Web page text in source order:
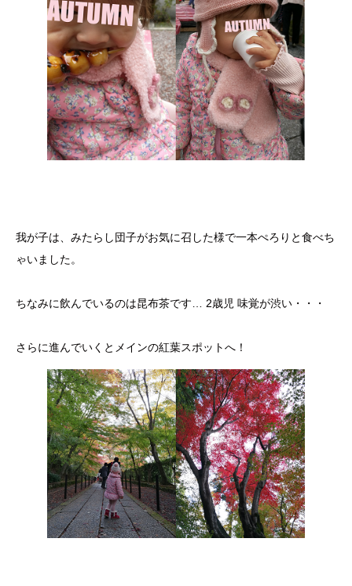
我が子は、みたらし団子がお気に召した様で一本ぺろりと食べち
ゃいました。
ちなみに飲んでいるのは昆布茶です… 2歳児 味覚が渋い・・・
さらに進んでいくとメインの紅葉スポットへ！